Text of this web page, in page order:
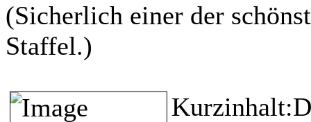
(Sicherlich einer der
Staffel.)
Kurzinhalt: